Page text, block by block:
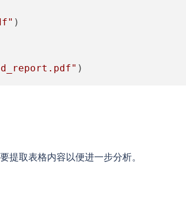
)
)
提取表格内容以便进一步分析。